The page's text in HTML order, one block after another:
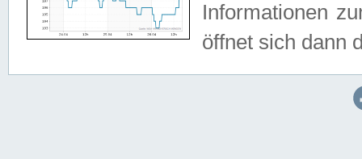
Informationen
öffnet sich dann